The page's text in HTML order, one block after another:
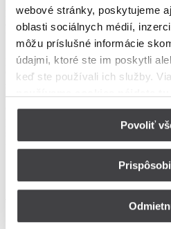
webové stránky, poskytujeme
oblasti sociálnych médií,
môžu príslušné informácie
údajmi, ktoré ste im poskytli
keď ste používali ich služby.
Povoliť
podmienkach neupravené sa riadia
dostupných služieb, vrátane
Všeobecných obchodných
podmienok na poskytovanie verejne
Osobitných podmienok, Tarify UPC
služieb a iných platieb.
Ceny v týchto podmienkach
poplatky za využívanie služieb
sú uvedené vrátane DPH podľa
predpisov.
Aprílový Crazy Week –